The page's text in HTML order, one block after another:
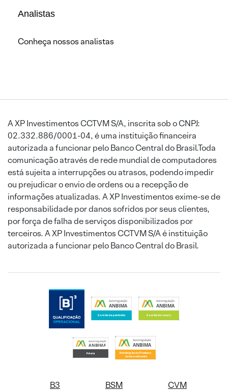
Analistas
Conheça nossos analistas
A XP Investimentos CCTVM S/A, inscrita sob o CNPJ:
02.332.886/0001-04, é uma instituição financeira
autorizada a funcionar pelo Banco Central do Brasil.Toda
comunicação através de rede mundial de computadores
está sujeita a interrupções ou atrasos, podendo impedir
ou prejudicar o envio de ordens ou a recepção de
informações atualizadas. A XP Investimentos exime-se de
responsabilidade por danos sofridos por seus clientes,
por força de falha de serviços disponibilizados por
terceiros. A XP Investimentos CCTVM S/A é instituição
autorizada a funcionar pelo Banco Central do Brasil.
B3 BSM CVM